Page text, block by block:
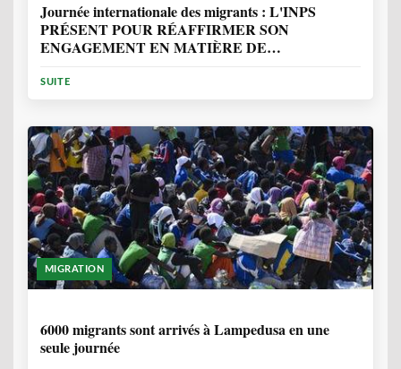
Journée internationale des migrants : L'INPS
PRÉSENT POUR RÉAFFIRMER SON
ENGAGEMENT EN MATIÈRE DE
SUITE
MIGRATION
6000 migrants sont arrivés à Lampedusa en une
seule journée